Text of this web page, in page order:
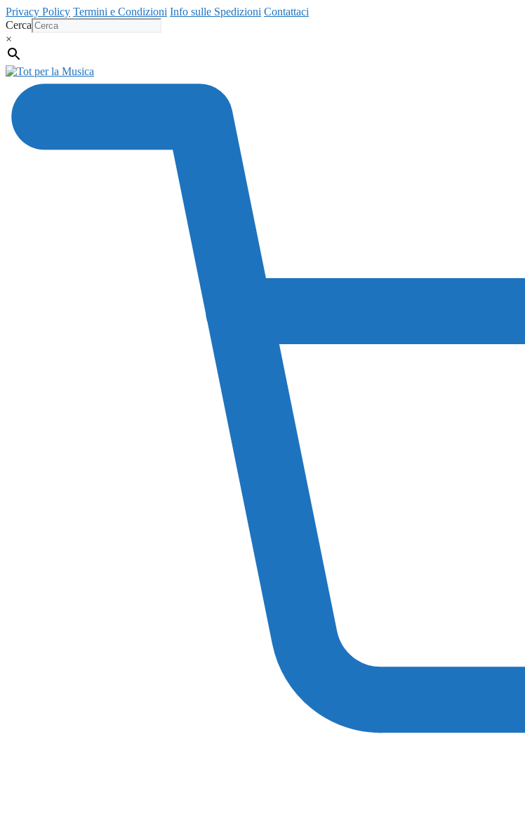
Vai
al
contenuto
Privacy Policy Termini e Condizioni Info sulle Spedizioni Contattaci
Cerca
×